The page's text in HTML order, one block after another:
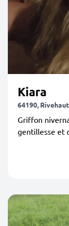
Kiara
64190,
Griffon
gentillesse et